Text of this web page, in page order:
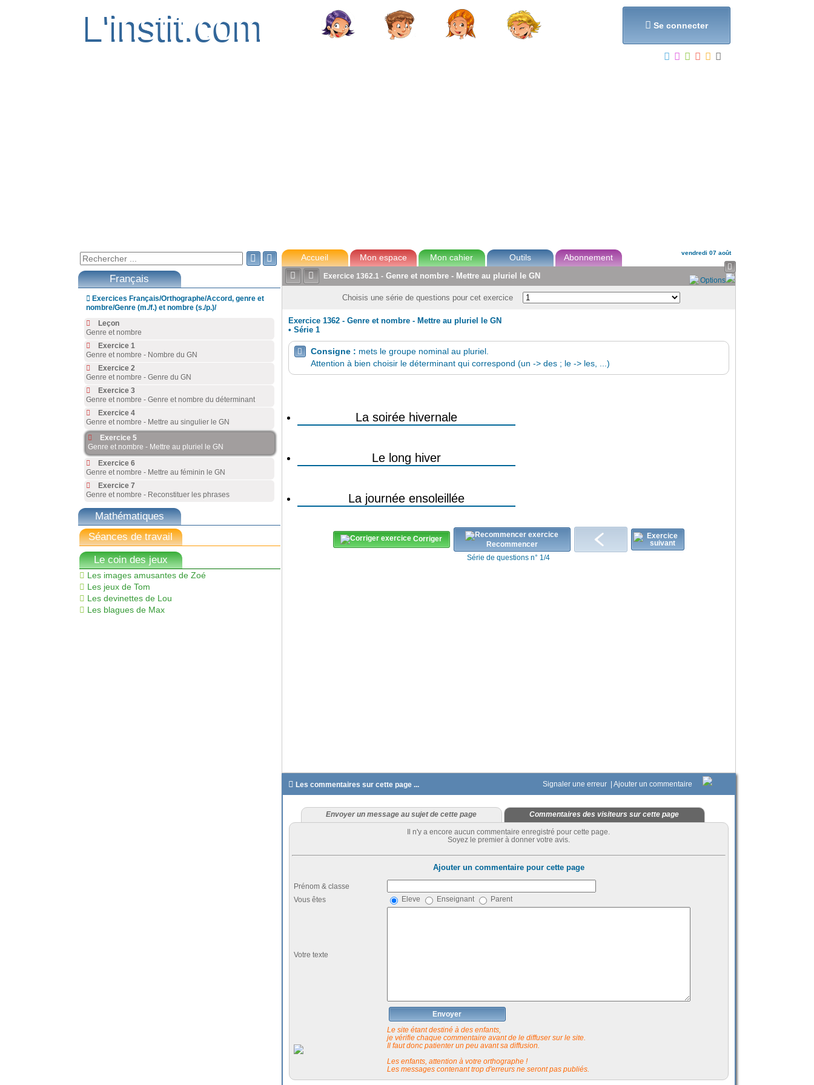
 Se connecter
L'instit.com
L'instit.com avec Zoé Tom Lou Max
 
Français
 Exercices Français/Orthographe/Accord, genre et
nombre/Genre (m./f.) et nombre (s./p.)/
Leçon
Genre et nombre
Exercice 1
Genre et nombre - Nombre du GN
Exercice 2
Genre et nombre - Genre du GN
Exercice 3
Genre et nombre - Genre et nombre du déterminant
Exercice 4
Genre et nombre - Mettre au singulier le GN
Exercice 5
Genre et nombre - Mettre au pluriel le GN
Exercice 6
Genre et nombre - Mettre au féminin le GN
Exercice 7
Genre et nombre - Reconstituer les phrases
Mathématiques
Séances de travail
Le coin des jeux
Les images amusantes de Zoé
Les jeux de Tom
Les devinettes de Lou
Les blagues de Max
Accueil Mon espace Mon cahier Outils Abonnement vendredi 07 août

  Exercice 1362.1- Genre et nombre - Mettre au pluriel le GN Options
Choisis une série de questions pour cet exercice
Exercice 1362 - Genre et nombre - Mettre au pluriel le GN
• Série 1
 Consigne : mets le groupe nominal au pluriel.
Attention à bien choisir le déterminant qui correspond (un -> des ; le -> les, ...)
Corriger
Recommencer
Série de questions n° 1/4
 Les commentaires sur cette page ... Signaler une erreur Ajouter un commentaire
Envoyer un message au sujet de cette page Commentaires des visiteurs sur cette page
Il n'y a encore aucun commentaire enregistré pour cette page.
Soyez le premier à donner votre avis.
Ajouter un commentaire pour cette page
Prénom & classe
Vous êtes
Eleve Enseignant Parent
Votre texte
Envoyer
Le site étant destiné à des enfants,
je vérifie chaque commentaire avant de le diffuser sur le site.
Il faut donc patienter un peu avant sa diffusion.
Les enfants, attention à votre orthographe !
Les messages contenant trop d'erreurs ne seront pas publiés.